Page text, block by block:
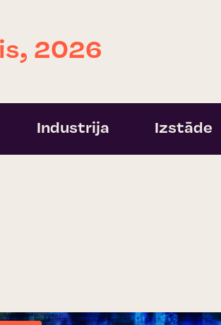
2026
Industrija Izstāde